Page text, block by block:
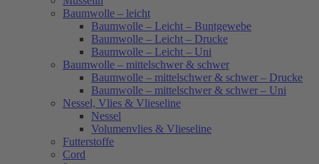
Baumwolle – leicht
Baumwolle – Leicht – Buntgewebe
Baumwolle – Leicht – Drucke
Baumwolle – Leicht – Uni
Baumwolle – mittelschwer & schwer
Baumwolle – mittelschwer & schwer – Drucke
Baumwolle – mittelschwer & schwer – Uni
Nessel, Vlies & Vlieseline
Nessel
Volumenvlies & Vlieseline
Futterstoffe
Cord